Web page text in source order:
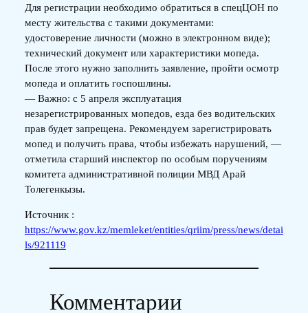
Для регистрации необходимо обратиться в спецЦОН по
месту жительства с такими документами:
удостоверение личности (можно в электронном виде);
технический документ или характеристики мопеда.
После этого нужно заполнить заявление, пройти осмотр
мопеда и оплатить госпошлины.
— Важно: с 5 апреля эксплуатация
незарегистрированных мопедов, езда без водительских
прав будет запрещена. Рекомендуем зарегистрировать
мопед и получить права, чтобы избежать нарушений, —
отметила старший инспектор по особым поручениям
комитета административной полиции МВД Арай
Толегенкызы.
Источник :
https://www.gov.kz/memleket/entities/qriim/press/news/detai
ls/921119
Комментарии